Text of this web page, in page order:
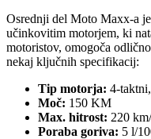
Osrednji del Moto Maxx-a
učinkovitim motorjem, ki
motoristov, omogoča
nekaj ključnih specifikacij:
Tip motorja: 4-
Moč: 150 KM
Max. hitrost: 220
Poraba goriva: 5 l/